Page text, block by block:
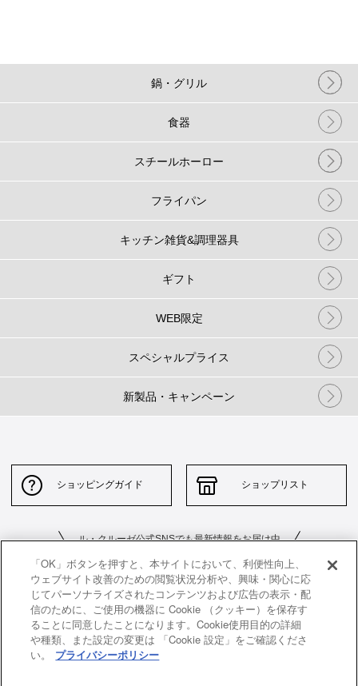
鍋・グリル
食器
スチールホーロー
フライパン
キッチン雑貨&調理器具
ギフト
WEB限定
スペシャルプライス
新製品・キャンペーン
ショッピングガイド ショップリスト
ル・クルーゼ公式SNSでも最新情報をお届け中
お問い合わせ サイトポリシー
「OK」ボタンを押すと、本サイトにおいて、利便性向上、
ウェブサイト改善のための閲覧状況分析や、興味・関心に応
じてパーソナライズされたコンテンツおよび広告の表示・配
信のために、ご使用の機器に Cookie （クッキー）を保存す
ることに同意したことになります。Cookie使用目的の詳細
や種類、また設定の変更は 「Cookie 設定」をご確認くださ
い。
プライバシーポリシー